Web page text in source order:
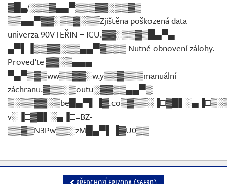
▓█▄/░▒▒▓▄▄▀▒▒▒▓▓░▒▒▓▒
▒▒▄▄▀▓▓░▒▒▓░▒▒Zjištěna poškozená data
univerza 90VTEŘIN = ICU.▓▓░▒▒▓▒█▄▀▄
▄▀▌▐▒▒▓▓░▒▒▄▄▀▓▒▒▒ Nutné obnovení zálohy.
Proveďte ▓▓░▒▄▄▄
▀▄▀▒▓▒ww▒▒▓▓░w.y▒▒▓▒▒▒manuální
záchranu.▓▒▒░▒outu░▓▓▒▒▄▄▀▒
v░▐□▓█▌░▄▐□=BZ-
▒▒▓▒N3Pw▒▒░zM█▄▀▌▐▓U0▒▒